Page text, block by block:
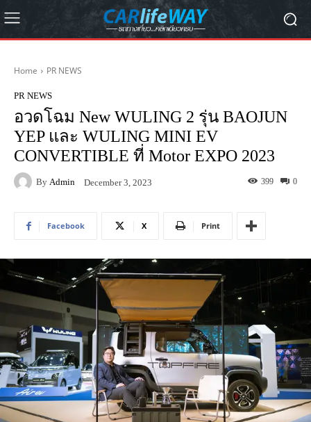
Home PR NEWS
PR NEWS
อวดโฉม New WULING 2 รุ่น BAOJUN
YEP และ WULING MINI EV
CONVERTIBLE ที่ Motor EXPO 2023
By Admin December 3, 2023 0
399
Facebook X Print